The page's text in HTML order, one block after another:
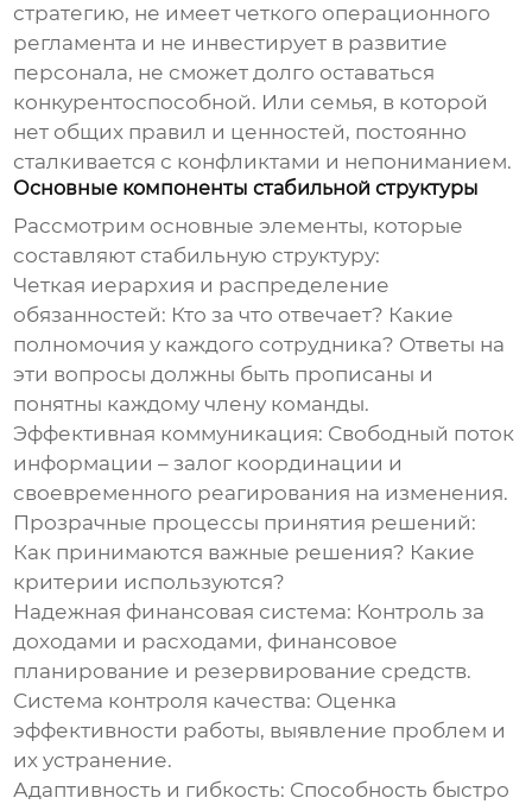
стратегию, не имеет четкого операционного
регламента и не инвестирует в развитие
персонала, не сможет долго оставаться
конкурентоспособной. Или семья, в которой
нет общих правил и ценностей, постоянно
сталкивается с конфликтами и непониманием.
Основные компоненты стабильной структуры
Рассмотрим основные элементы, которые
составляют стабильную структуру:
Четкая иерархия и распределение
обязанностей: Кто за что отвечает? Какие
полномочия у каждого сотрудника? Ответы на
эти вопросы должны быть прописаны и
понятны каждому члену команды.
Эффективная коммуникация: Свободный поток
информации – залог координации и
своевременного реагирования на изменения.
Прозрачные процессы принятия решений:
Как принимаются важные решения? Какие
критерии используются?
Надежная финансовая система: Контроль за
доходами и расходами, финансовое
планирование и резервирование средств.
Система контроля качества: Оценка
эффективности работы, выявление проблем и
их устранение.
Адаптивность и гибкость: Способность быстро